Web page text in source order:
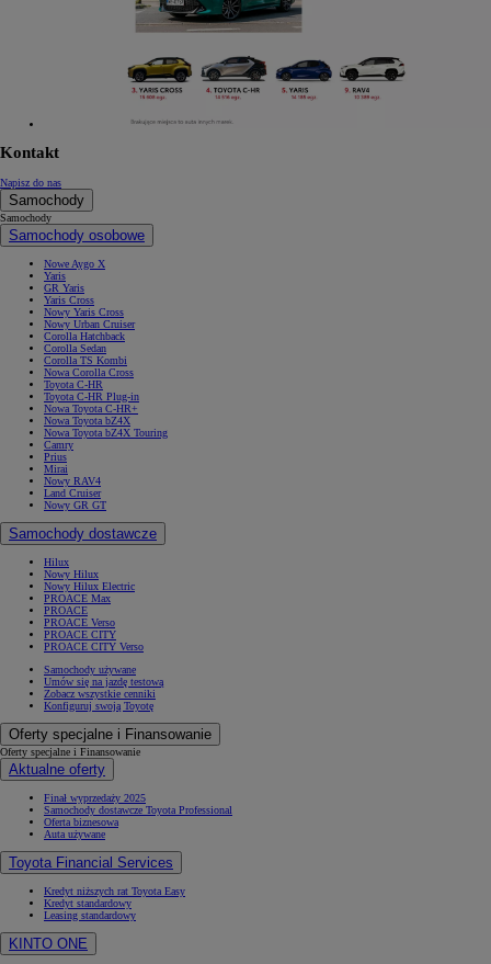
Kontakt
Napisz do nas
Samochody
Samochody
Samochody osobowe
Nowe Aygo X
Yaris
GR Yaris
Yaris Cross
Nowy Yaris Cross
Nowy Urban Cruiser
Corolla Hatchback
Corolla Sedan
Corolla TS Kombi
Nowa Corolla Cross
Toyota C-HR
Toyota C-HR Plug-in
Nowa Toyota C-HR+
Nowa Toyota bZ4X
Nowa Toyota bZ4X Touring
Camry
Prius
Mirai
Nowy RAV4
Land Cruiser
Nowy GR GT
Samochody dostawcze
Hilux
Nowy Hilux
Nowy Hilux Electric
PROACE Max
PROACE
PROACE Verso
PROACE CITY
PROACE CITY Verso
Samochody używane
Umów się na jazdę testową
Zobacz wszystkie cenniki
Konfiguruj swoją Toyotę
Oferty specjalne i Finansowanie
Oferty specjalne i Finansowanie
Aktualne oferty
Finał wyprzedaży 2025
Samochody dostawcze Toyota Professional
Oferta biznesowa
Auta używane
Toyota Financial Services
Kredyt niższych rat Toyota Easy
Kredyt standardowy
Leasing standardowy
KINTO ONE